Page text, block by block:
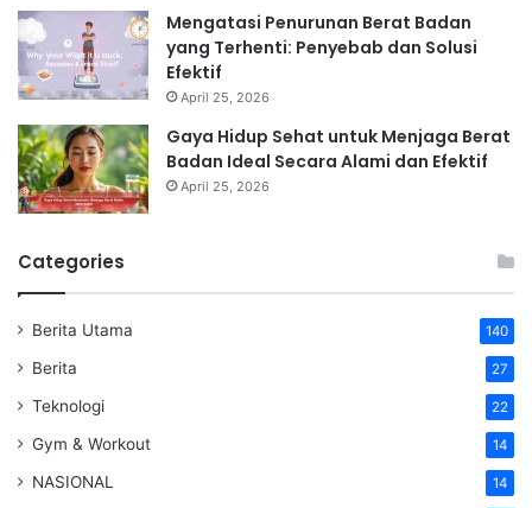
Mengatasi Penurunan Berat Badan
yang Terhenti: Penyebab dan Solusi
Efektif
April 25, 2026
Gaya Hidup Sehat untuk Menjaga Berat
Badan Ideal Secara Alami dan Efektif
April 25, 2026
Categories
Berita Utama 140
Berita 27
Teknologi 22
Gym & Workout 14
NASIONAL 14